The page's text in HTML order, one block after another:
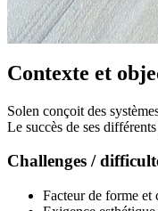
Contexte et
Solen conçoit des
Le succès de ses
Challenges /
Facteur de forme et